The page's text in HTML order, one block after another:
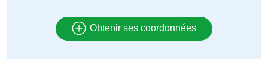
Obtenir ses coordonnées